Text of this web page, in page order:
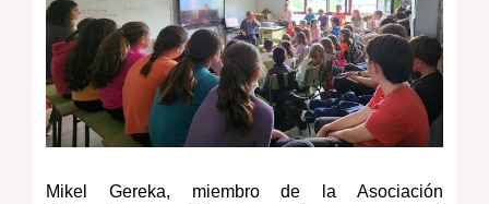
Mikel Gereka, miembro de la Asociación